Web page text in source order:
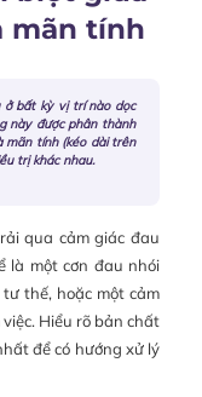
mãn tính
ở bất kỳ vị trí nào dọc
này được phân thành
mãn tính (kéo dài trên
trị khác nhau.
qua cảm giác đau
là một cơn đau nhói
thế, hoặc một cảm
Hiểu rõ bản chất
để có hướng xử lý